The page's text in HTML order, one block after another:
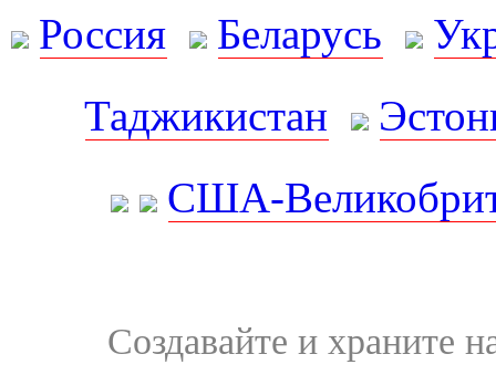
Россия Беларусь
Таджикистан
США-
Создавайте и храните